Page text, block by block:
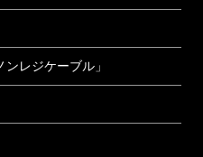
レジケーブル」